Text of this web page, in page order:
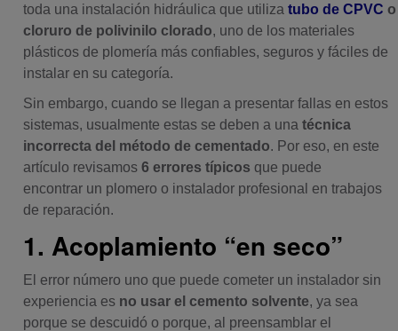
toda una instalación hidráulica que utilizatubo de CPVC o
cloruro de polivinilo clorado, uno de los materiales
plásticos de plomería más confiables, seguros y fáciles de
instalar en su categoría.
Sin embargo, cuando se llegan a presentar fallas en estos
sistemas, usualmente estas se deben a una técnica
incorrecta del método de cementado. Por eso, en este
artículo revisamos6 errores típicos que puede
encontrar un plomero o instalador profesional en trabajos
de reparación.
1. Acoplamiento “en seco”
El error número uno que puede cometer un instalador sin
experiencia es no usar el cemento solvente, ya sea
porque se descuidó o porque, al preensamblar el